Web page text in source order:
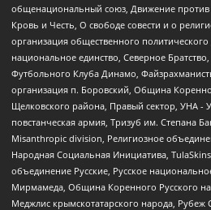
общенациональный союз, Движение против
Кровь и Честь, О свободе совести и о
организация общественного
национальное единство, Северное
Футбольного Клуба Динамо,
организация п. Боровский, Община
Щелковского района, Правый сектор, УНА -
повстанческая армия, Тризуб им. Степана
Misanthropic division, Религиозное
Народная Социальная Инициатива,
объединение Русские, Русское
Мирмамеда, Община Коренного Русского
Меджлис крымскотатарского народа,